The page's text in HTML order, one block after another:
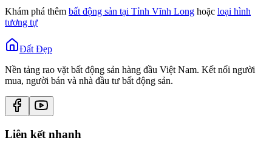
Khám phá thêm bất động sản tại Tỉnh Vĩnh Long hoặc loại hình
tương tự
Đất Đẹp
Nền tảng rao vặt bất động sản hàng đầu Việt Nam. Kết nối người
mua, người bán và nhà đầu tư bất động sản.
Liên kết nhanh